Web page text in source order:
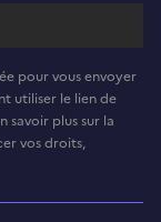
pour vous envoyer
utiliser le lien de
savoir plus sur la
vos droits,